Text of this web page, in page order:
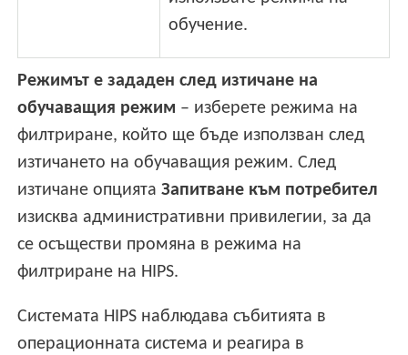
обучение.
Режимът е зададен след изтичане на
обучаващия режим – изберете режима на
филтриране, който ще бъде използван след
изтичането на обучаващия режим. След
изтичане опциятаЗапитване към потребител
изисква административни привилегии, за да
се осъществи промяна в режима на
филтриране на HIPS.
Системата HIPS наблюдава събитията в
операционната система и реагира в